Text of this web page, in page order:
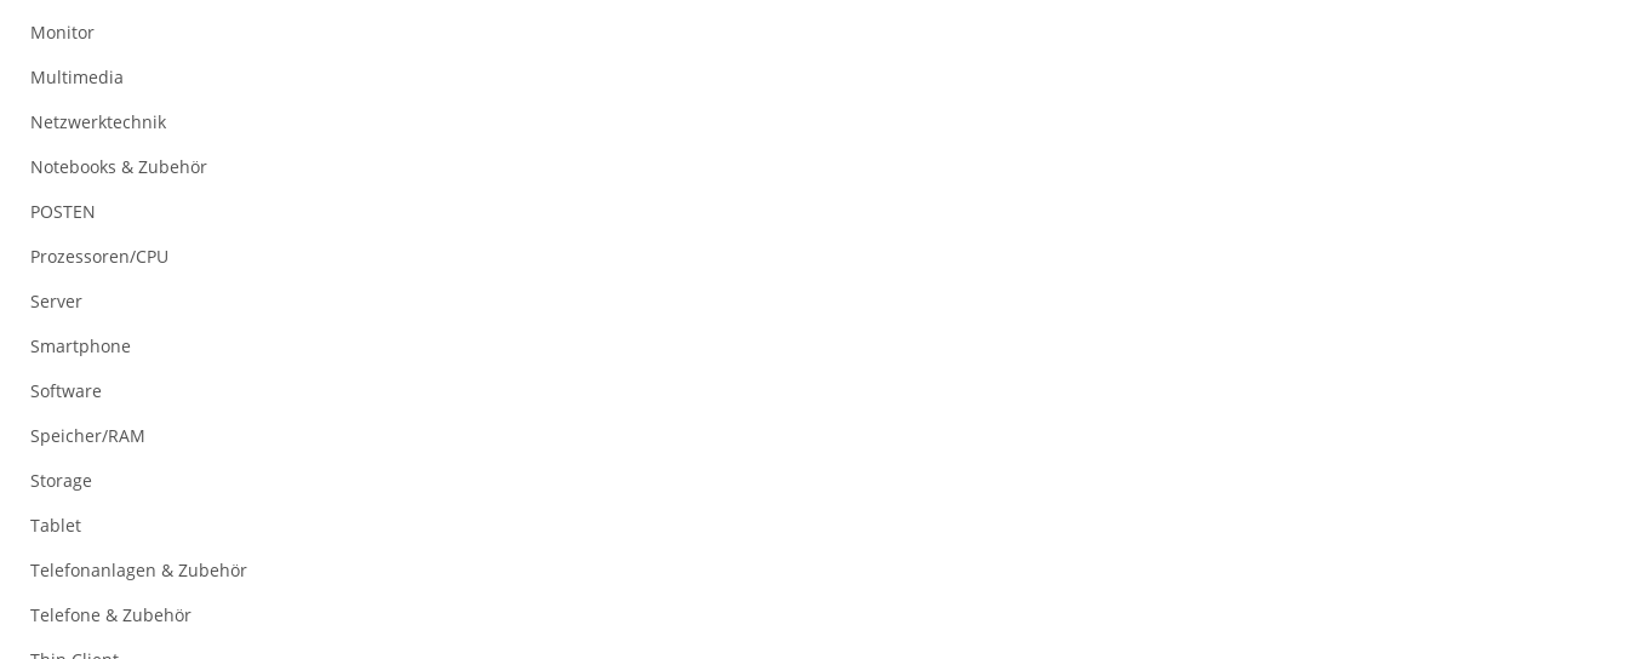
Monitor
Multimedia
Netzwerktechnik
Notebooks & Zubehör
POSTEN
Prozessoren/CPU
Server
Smartphone
Software
Speicher/RAM
Storage
Tablet
Telefonanlagen & Zubehör
Telefone & Zubehör